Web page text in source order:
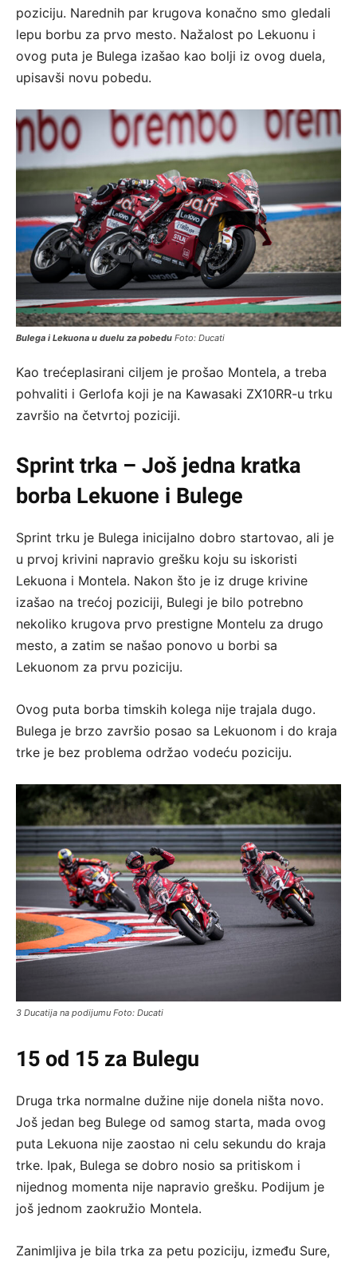
poziciju. Narednih par krugova konačno smo gledali
lepu borbu za prvo mesto. Nažalost po Lekuonu i
ovog puta je Bulega izašao kao bolji iz ovog duela,
upisavši novu pobedu.
Bulega i Lekuona u duelu za pobedu Foto: Ducati
Kao trećeplasirani ciljem je prošao Montela, a treba
pohvaliti i Gerlofa koji je na Kawasaki ZX10RR-u trku
završio na četvrtoj poziciji.
Sprint trka – Još jedna kratka
borba Lekuone i Bulege
Sprint trku je Bulega inicijalno dobro startovao, ali je
u prvoj krivini napravio grešku koju su iskoristi
Lekuona i Montela. Nakon što je iz druge krivine
izašao na trećoj poziciji, Bulegi je bilo potrebno
nekoliko krugova prvo prestigne Montelu za drugo
mesto, a zatim se našao ponovo u borbi sa
Lekuonom za prvu poziciju.
Ovog puta borba timskih kolega nije trajala dugo.
Bulega je brzo završio posao sa Lekuonom i do kraja
trke je bez problema održao vodeću poziciju.
3 Ducatija na podijumu Foto: Ducati
15 od 15 za Bulegu
Druga trka normalne dužine nije donela ništa novo.
Još jedan beg Bulege od samog starta, mada ovog
puta Lekuona nije zaostao ni celu sekundu do kraja
trke. Ipak, Bulega se dobro nosio sa pritiskom i
nijednog momenta nije napravio grešku. Podijum je
još jednom zaokružio Montela.
Zanimljiva je bila trka za petu poziciju, između Sure,